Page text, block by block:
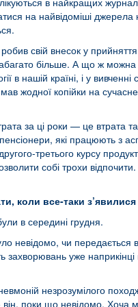
на найвідоміші джерела
свій внесок у
більше. А що ж
в нашій країні, і у
жодної копійки на
за ці роки — це втрата
які працюють з
третього курсу
собі трохи
коли все-таки
в середині грудня.
невідомо, чи
захворювань уже
незрозумілого
поки що невідомо. Хоча